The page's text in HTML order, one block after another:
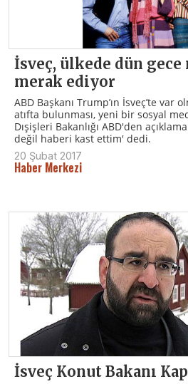
İsveç, ülkede dün gece
merak ediyor
ABD Başkanı Trump’ın İsveç’te var
atıfta bulunması, yeni bir sosyal
Dışişleri Bakanlığı ABD'den
değil haberi kast ettim' dedi.
20 Şubat 2017
Haber Merkezi
İsveç Konut Bakanı